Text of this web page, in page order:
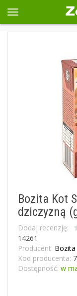
Bozita Kot
dziczyzną
Dodaj recenzję:
14261
Producent: Bozita
Kod producenta:
Dostępność: w